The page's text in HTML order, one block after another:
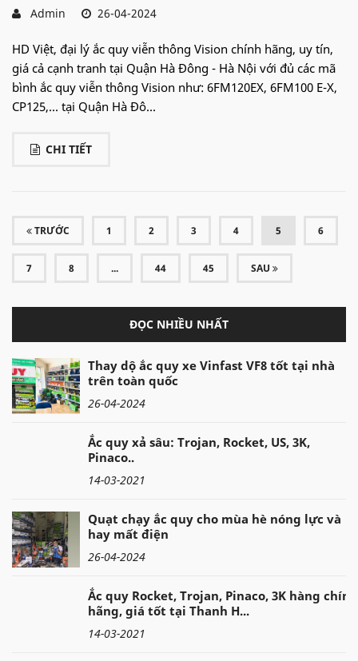
Admin 26-04-2024
HD Việt, đại lý ắc quy viễn thông Vision chính hãng, uy tín,
giá cả cạnh tranh tại Quận Hà Đông - Hà Nội với đủ các mã
bình ắc quy viễn thông Vision như: 6FM120EX, 6FM100 E-X,
CP125,... tại Quận Hà Đô...
CHI TIẾT
TRƯỚC 1 2 3 4 5 (CURRENT)
6
7 8 ... 44 45 SAU
ĐỌC NHIỀU NHẤT
Thay dộ ắc quy xe Vinfast VF8 tốt tại nhà
trên toàn quốc
26-04-2024
Ắc quy xả sâu: Trojan, Rocket, US, 3K,
Pinaco..
14-03-2021
Quạt chạy ắc quy cho mùa hè nóng lực và
hay mất điện
26-04-2024
Ắc quy Rocket, Trojan, Pinaco, 3K hàng chính
hãng, giá tốt tại Thanh H...
14-03-2021